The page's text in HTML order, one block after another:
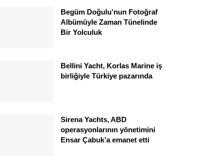
Begüm Doğulu’nun Fotoğraf
Albümüyle Zaman Tünelinde
Bir Yolculuk
Bellini Yacht, Korlas Marine iş
birliğiyle Türkiye pazarında
Sirena Yachts, ABD
operasyonlarının yönetimini
Ensar Çabuk’a emanet etti